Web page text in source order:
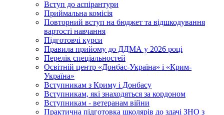
Вступ до аспірантури
Приймальна комісія
Повторний вступ на бюджет та відшкодування
вартості навчання
Підготовчі курси
Правила прийому до ДДМА у 2026 році
Перелік спеціальностей
Освітній центр «Донбас-Україна» і «Крим-
Україна»
Вступникам з Криму і Донбасу
Вступникам, які знаходяться за кордоном
Вступникам - ветеранам війни
Практична підготовка школярів до здачі ЗНО з